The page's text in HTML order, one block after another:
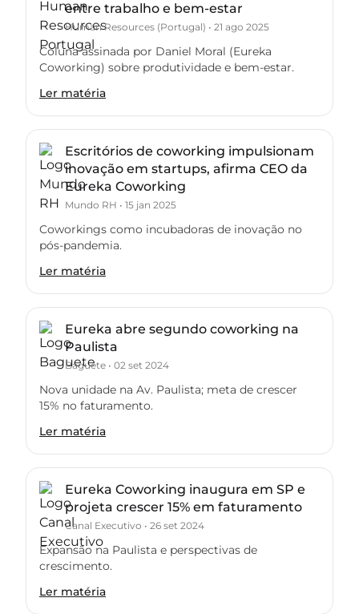
entre trabalho e bem-estar
Human Resources (Portugal) • 21 ago 2025
Coluna assinada por Daniel Moral (Eureka
Coworking) sobre produtividade e bem-estar.
Ler matéria
Escritórios de coworking impulsionam
inovação em startups, afirma CEO da
Eureka Coworking
Mundo RH • 15 jan 2025
Coworkings como incubadoras de inovação no
pós-pandemia.
Ler matéria
Eureka abre segundo coworking na
Paulista
Baguete • 02 set 2024
Nova unidade na Av. Paulista; meta de crescer
15% no faturamento.
Ler matéria
Eureka Coworking inaugura em SP e
projeta crescer 15% em faturamento
Canal Executivo • 26 set 2024
Expansão na Paulista e perspectivas de
crescimento.
Ler matéria